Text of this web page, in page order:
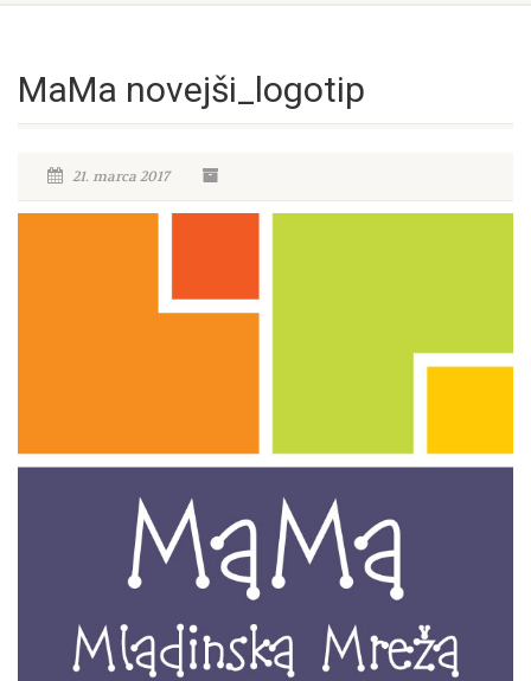
MaMa novejši_logotip
21. marca 2017